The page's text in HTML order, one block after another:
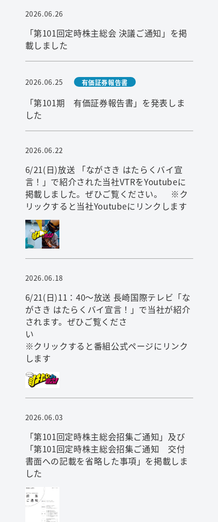
検索
2026.06.26
「第101回定時株主総会 決議ご通知」を掲
載しました
2026.06.25 有価証券報告書
「第101期 有価証券報告書」を発表しま
した
2026.06.22
6/21(日)放送 「ながさき はたらくバイ宣
言！」で紹介された当社VTRをYoutubeに
掲載しました。ぜひご覧ください。 ※ク
リックすると当社Youtubeにリンクします
2026.06.18
6/21(日)11：40～放送 長崎国際テレビ「な
がさき はたらくバイ宣言！」で当社が紹介
されます。ぜひご覧くださ
※クリックすると番組公式ページにリンク
します
2026.06.03
「第101回定時株主総会招集ご通知」及び
「第101回定時株主総会招集ご通知 交付
書面への記載を省略した事項」を掲載しま
した